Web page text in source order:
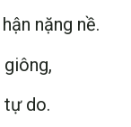
nặng nề.
tự do.